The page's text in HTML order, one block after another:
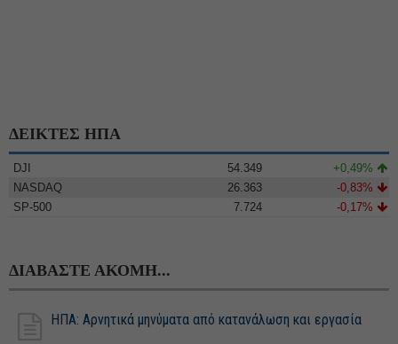
ΔΕΙΚΤΕΣ ΗΠΑ
DJI 54.349
+0,49%
NASDAQ
26.363
-0,83%
SP-500
7.724 -0,17%
ΔΙΑΒΑΣΤΕ ΑΚΟΜΗ...
ΗΠΑ: Αρνητικά μηνύματα από κατανάλωση και εργασία